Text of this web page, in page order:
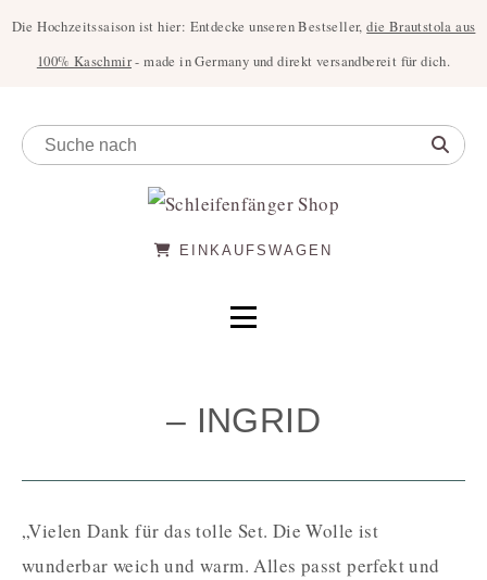
Die Hochzeitssaison ist hier: Entdecke unseren Bestseller,die Brautstola aus
100% Kaschmir- made in Germany und direkt versandbereit für dich.
EINKAUFSWAGEN
– INGRID
„Vielen Dank für das tolle Set. Die Wolle ist
wunderbar weich und warm. Alles passt perfekt und